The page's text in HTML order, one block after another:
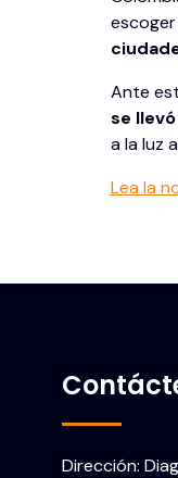
Ante
se
a la luz
Lea la
Dirección: